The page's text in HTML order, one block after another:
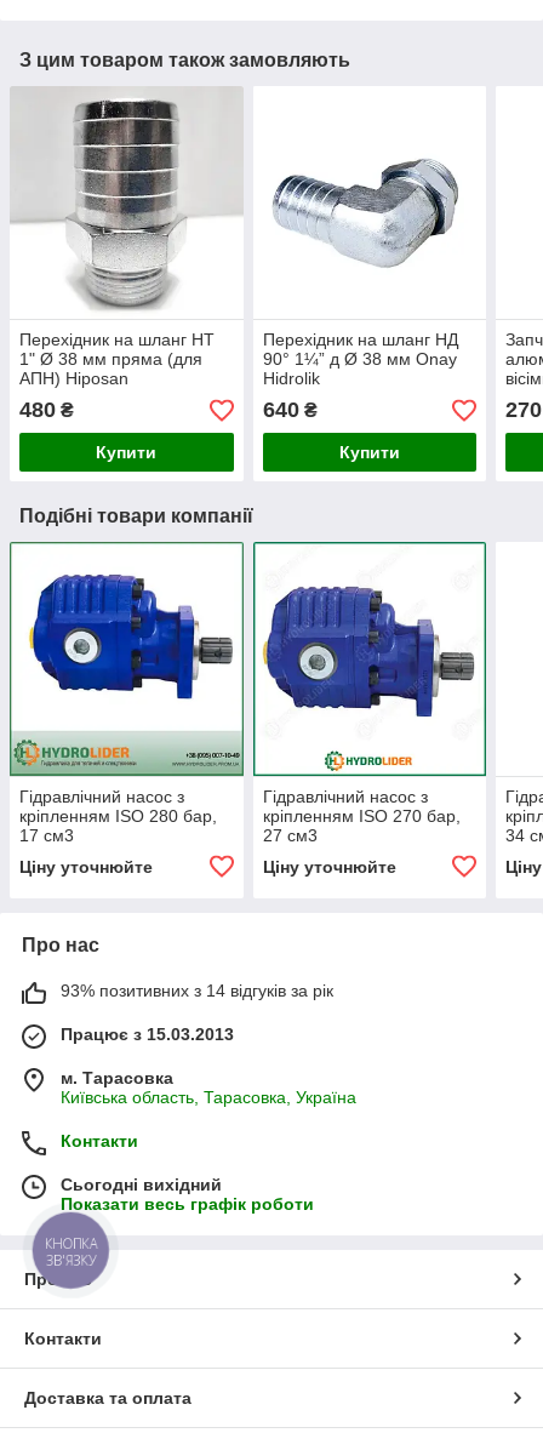
З цим товаром також замовляють
Перехідник на шланг НТ
1" Ø 38 мм пряма (для
АПН) Hiposan
480 ₴
Купити
Перехідник на шланг НД
90° 1¼” д Ø 38 мм Onay
Hidrolik
640₴
Купити
270
Подібні товари компанії
Гідравлічний насос з
кріпленням ISO 280 бар,
17 см3
Ціну уточнюйте
Гідравлічний насос з
кріпленням ISO 270 бар,
27 см3
Ціну уточнюйте
34
Про нас
93% позитивних з 14 відгуків за рік
Працює з 15.03.2013
м. Тарасовка
Київська область, Тарасовка, Україна
Контакти
Сьогодні вихідний
Показати весь графік роботи
Про нас
Контакти
Доставка та оплата
КНОПКА
ЗВ'ЯЗКУ